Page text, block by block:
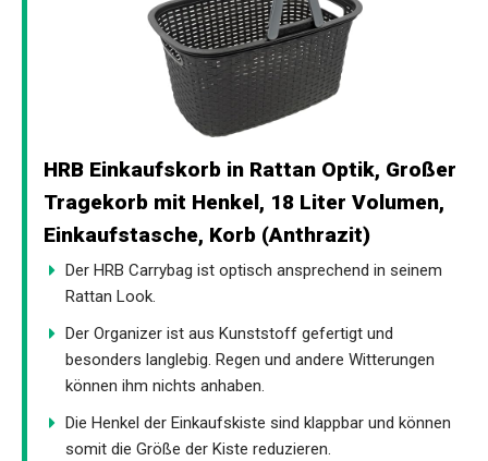
HRB Einkaufskorb in Rattan Optik, Großer
Tragekorb mit Henkel, 18 Liter Volumen,
Einkaufstasche, Korb (Anthrazit)
Der HRB Carrybag ist optisch ansprechend in seinem
Rattan Look.
Der Organizer ist aus Kunststoff gefertigt und
besonders langlebig. Regen und andere Witterungen
können ihm nichts anhaben.
Die Henkel der Einkaufskiste sind klappbar und können
somit die Größe der Kiste reduzieren.